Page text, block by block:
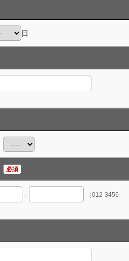
日
必須
-
（012-3456-